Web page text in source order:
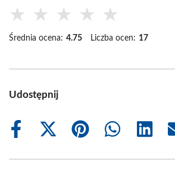
★ ★ ★ ★ ★
Średnia ocena: 4.75 Liczba ocen: 17
Udostępnij
Share
Share
(Twitter)
Share
Share
Share